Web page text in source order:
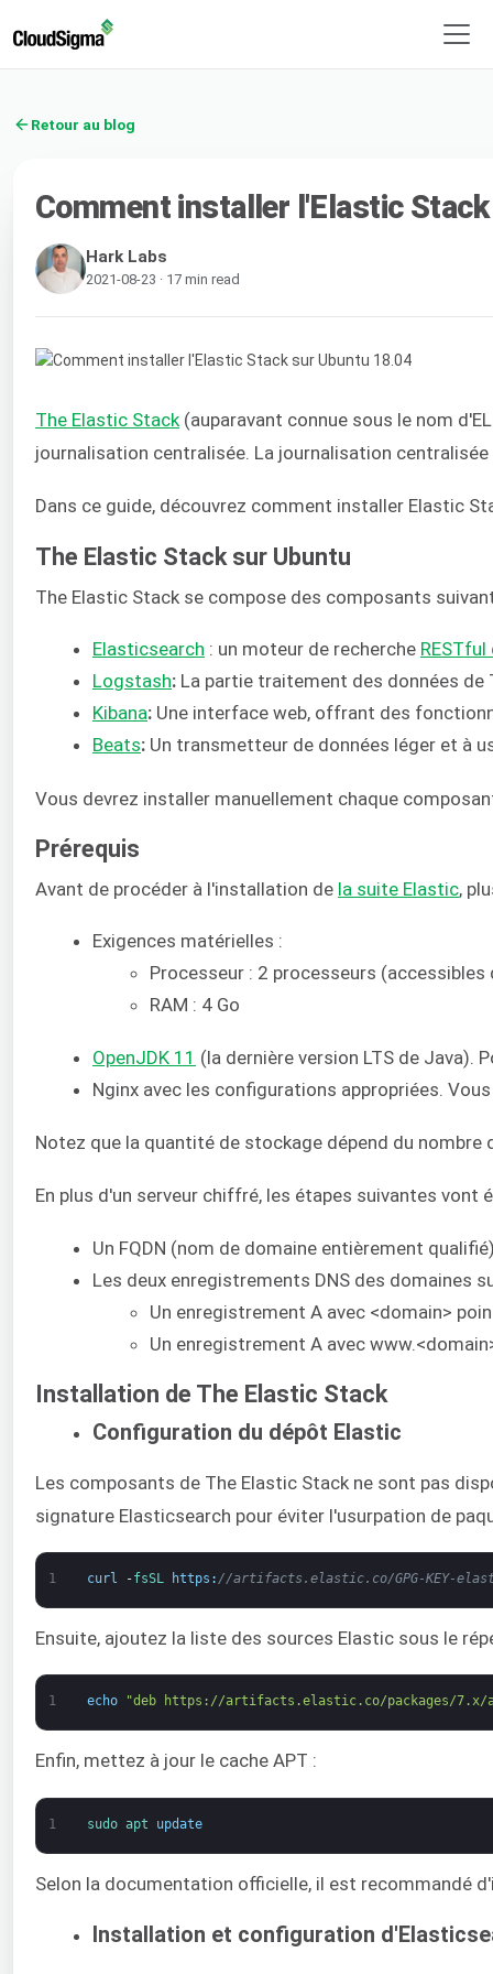
Retour au blog
Comment installer l'Elastic
Hark Labs
2021-08-23 · 17 min read
The Elastic Stack (auparavant connue sous le nom
journalisation centralisée. La journalisation
Dans ce guide, découvrez comment installer Elastic
The Elastic Stack sur Ubuntu
The Elastic Stack se compose des composants
Elasticsearch : un moteur de recherche
Logstash: La partie traitement des données de
Kibana: Une interface web, offrant des
Beats: Un transmetteur de données léger et à
Vous devrez installer manuellement chaque
Prérequis
Avant de procéder à l'installation de la suite Elastic,
Exigences matérielles :
Processeur : 2 processeurs
RAM : 4 Go
OpenJDK 11 (la dernière version LTS de
Nginx avec les configurations appropriées.
Notez que la quantité de stockage dépend du
En plus d'un serveur chiffré, les étapes suivantes vont
Un FQDN (nom de domaine entièrement
Les deux enregistrements DNS des domaines
Un enregistrement A avec <domain>
Un enregistrement A avec
Installation de The Elastic Stack
Configuration du dépôt Elastic
Les composants de The Elastic Stack ne sont pas
signature Elasticsearch pour éviter l'usurpation de
1 curl -fsSL https : //artifacts.elastic.co/GPG-KEY-
Ensuite, ajoutez la liste des sources Elastic sous le
1 echo "deb https://artifacts.elastic.co/packages/7.x/
Enfin, mettez à jour le cache APT :
1 sudo apt update
Selon la documentation officielle, il est recommandé
Installation et configuration